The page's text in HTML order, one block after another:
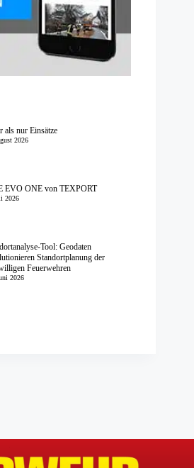
als nur Einsätze
2026
EVO ONE von TEXPORT
2026
Tool: Geodaten
Standortplanung der
Feuerwehren
2026